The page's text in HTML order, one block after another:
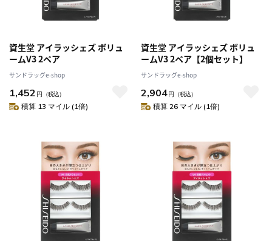
資生堂 アイラッシェズ ボリュ
ームV3 2ペア
サンドラッグe-shop
1,452 円 （税込）
積算 13 マイル (1倍)
資生堂 アイラッシェズ ボリュ
ームV3 2ペア【2個セット】
サンドラッグe-shop
2,904円 （税込）
積算 26 マイル (1倍)